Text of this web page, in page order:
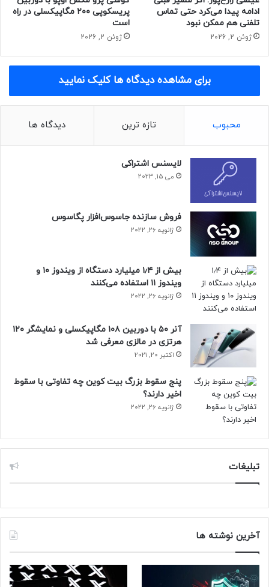
گواهی IP67 خواهد بود و از دوربین اصلی ۱۰۸ مگاپیکسل بهره
نشان می‌دهد
اندروید ۱۲ اجرا خواهد شد و وظیفه‌ی تأمین انرژی آن را باتری با
ظرفیت ۵۰۰۰ میلی‌آمپرساعت با شارژ ۲۵ وات برعهده خواهد
گرفت.
اما گلکسی A73 5G دیرتر رونمایی خواهد شد؛ زیرا انتظار نمی‌رود
تولید آن قبل از سه‌ماهه‌ی دوم سال ۲۰۲۲ آغاز شود.
مشخصات احتمالی گلکسی A73 5G چیست؟
ادامه پیدا می‌کرد حتی تماس
تلفنی هم ممکن نبود
ژوئن 2, 2026
پریسکوپی ۲۰۰ مگاپیکسلی در راه
است
ژوئن 2, 2026
برای مشاهده دیدگاه ها کلیک نمایید
محبوب تازه ترین دیدگاه ها
لایسنس اشتراکی
می 15, 2023
فروش سازنده جاسوس‌افزار پگاسوس
ژانویه 26, 2022
بیش از ۱٫۴ میلیارد دستگاه از ویندوز ۱۰ و
ویندوز ۱۱ استفاده می‌کنند
ژانویه 26, 2022
آنر ۵۰ با دوربین ۱۰۸ مگاپیکسلی و نمایشگر ۱۲۰
هرتزی در مالزی معرفی شد
اکتبر 20, 2021
پنج سقوط بزرگ بیت کوین چه تفاوتی با سقوط
اخیر دارند؟
ژانویه 26, 2022
تبلیغات
آخرین نوشته ها